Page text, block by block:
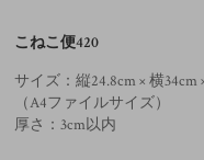
こねこ便420
サイズ：縦24.8cm × 横34cm
（A4ファイルサイズ）
厚さ：3cm以内